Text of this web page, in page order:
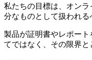
私たちの目標は、オン
分なものとして扱われる
製品が証明書やレポー
てではなく、その限界と